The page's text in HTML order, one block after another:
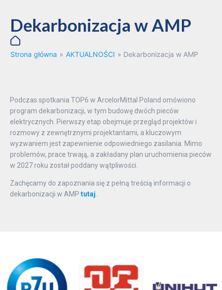
Dekarbonizacja w AMP
Strona główna » AKTUALNOŚCI » Dekarbonizacja w AMP
Podczas spotkania TOP6 w ArcelorMittal Poland omówiono
program dekarbonizacji, w tym budowę dwóch pieców
elektrycznych. Pierwszy etap obejmuje przegląd projektów i
rozmowy z zewnętrznymi projektantami, a kluczowym
wyzwaniem jest zapewnienie odpowiedniego zasilania. Mimo
problemów, prace trwają, a zakładany plan uruchomienia pieców
w 2027 roku został poddany wątpliwości.
Zachęcamy do zapoznania się z pełną treścią informacji o
dekarbonizacji w AMP tutaj.